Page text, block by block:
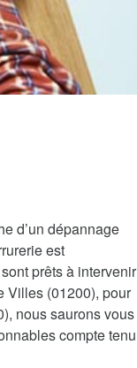
d’un dépannage
est
prêts à intervenir
Villes (01200), pour
nous saurons vous
compte tenu